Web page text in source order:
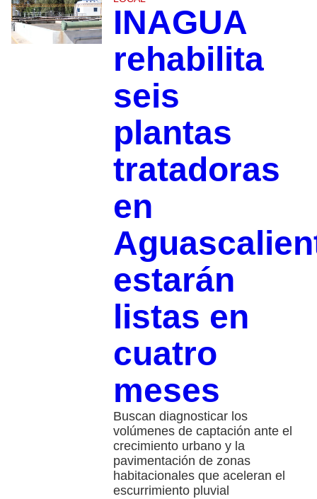
INAGUA
rehabilita
seis
plantas
tratadoras
en
estarán
listas en
cuatro
meses
Buscan diagnosticar los
volúmenes de captación ante el
crecimiento urbano y la
pavimentación de zonas
habitacionales que aceleran el
escurrimiento pluvial